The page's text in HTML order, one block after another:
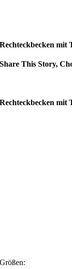
Rechteckbecken mit
Share This Story,
Rechteckbecken mit
Größen: